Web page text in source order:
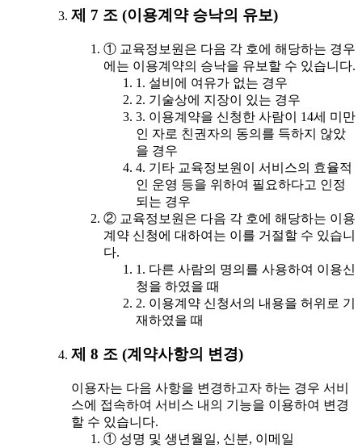
제 7 조 (이용계약 승낙의 유보)
① 교육정보원은 다음 각 호에 해당하는 경우
에는 이용계약의 승낙을 유보할 수 있습니다.
1. 설비에 여유가 없는 경우
2. 기술상에 지장이 있는 경우
3. 이용계약을 신청한 사람이 14세 미만
인 자로 친권자의 동의를 득하지 않았
을 경우
4. 기타 교육정보원이 서비스의 효율적
인 운영 등을 위하여 필요하다고 인정
되는 경우
② 교육정보원은 다음 각 호에 해당하는 이용
계약 신청에 대하여는 이를 거절할 수 있습니
다.
1. 다른 사람의 명의를 사용하여 이용신
청을 하였을 때
2. 이용계약 신청서의 내용을 허위로 기
재하였을 때
제 8 조 (계약사항의 변경)
이용자는 다음 사항을 변경하고자 하는 경우 서비
스에 접속하여 서비스 내의 기능을 이용하여 변경
할 수 있습니다.
① 성명 및 생년월일, 신분, 이메일